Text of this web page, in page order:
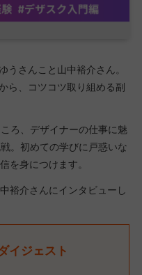
うさんこと山中裕介さん。
ら、コツコツ取り組める副
ろ、デザイナーの仕事に魅
。初めての学びに戸惑いな
を身につけます。
裕介さんにインタビューし
イジェスト